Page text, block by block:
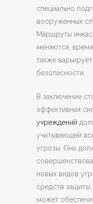
специально
вооруженных
Маршруты
меняются,
также
безопасности.
В заключение
эффективная
учреждений
учитывающей
угрозы. Она
новых видов
средств
может